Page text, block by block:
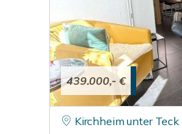
439.000,- €
Kirchheim unter Teck